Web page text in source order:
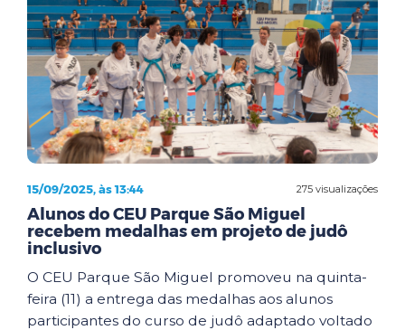
275 visualizações
15/09/2025, às 13:44
Alunos do CEU Parque São Miguel
recebem medalhas em projeto de judô
inclusivo
O CEU Parque São Miguel promoveu na quinta-
feira (11) a entrega das medalhas aos alunos
participantes do curso de judô adaptado voltado